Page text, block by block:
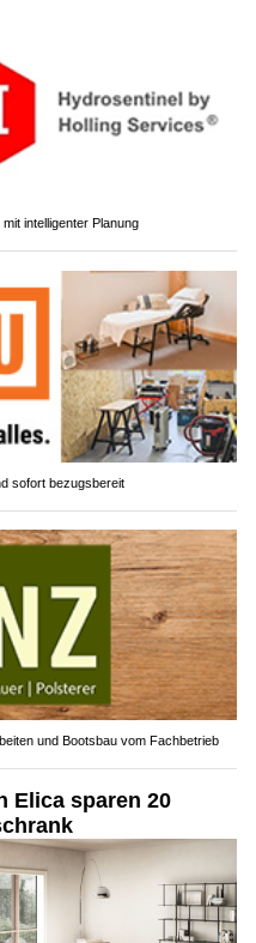
intelligenter Planung
sofort bezugsbereit
und Bootsbau vom Fachbetrieb
Elica sparen 20